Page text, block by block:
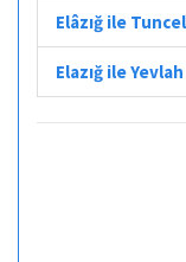
Elâzığ ile
Elazığ ile